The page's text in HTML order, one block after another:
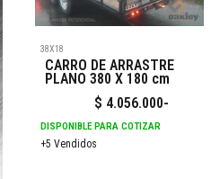
38X18
CARRO DE ARRASTRE
PLANO 380 X 180 cm
$ 4.056.000-
DISPONIBLE PARA COTIZAR
+5 Vendidos